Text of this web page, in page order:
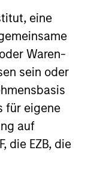
eine
Waren-
sein oder
für eigene
auf
die EZB, die
an